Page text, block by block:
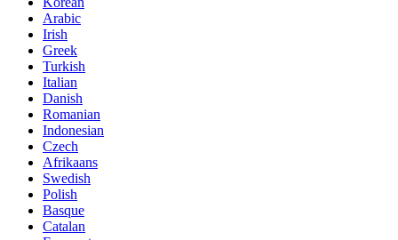
Arabic
Irish
Greek
Turkish
Italian
Danish
Romanian
Indonesian
Czech
Afrikaans
Swedish
Polish
Basque
Catalan